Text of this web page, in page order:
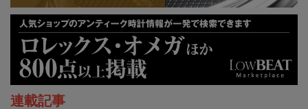
連載記事